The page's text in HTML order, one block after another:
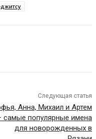
Следующая статья
Анна, Михаил и Артем
самые популярные имена
для новорожденных в